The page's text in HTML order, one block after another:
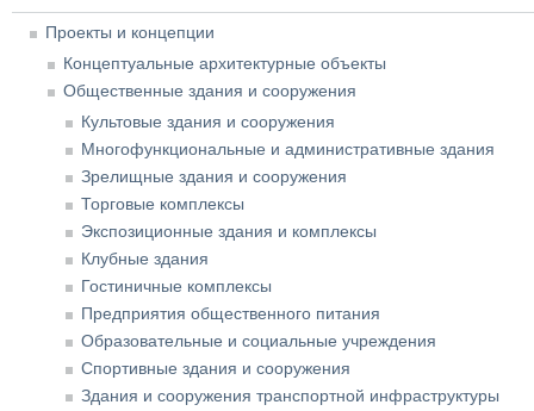
Проекты и концепции
Концептуальные архитектурные объекты
Общественные здания и сооружения
Культовые здания и сооружения
Многофункциональные и административные здания
Зрелищные здания и сооружения
Торговые комплексы
Экспозиционные здания и комплексы
Клубные здания
Гостиничные комплексы
Предприятия общественного питания
Образовательные и социальные учреждения
Спортивные здания и сооружения
Здания и сооружения транспортной инфраструктуры